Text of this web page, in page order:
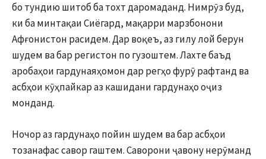
бо тундию шитоб ба тохт даромаданд. Нимрӯз буд,
ки ба минтақаи Сиёгард, мақарри марзбонони
Афғонистон расидем. Дар воқеъ, аз гилу лой берун
шудем ва бар регистон по гузоштем. Лахте баъд
аробаҳои гардунаяҳомон дар регҳо фурӯ рафтанд ва
асбҳои кӯҳпайкар аз кашидани гардунаҳо оҷиз
монданд.
Ночор аз гардунаҳо пойин шудем ва бар асбҳои
тозанафас савор гаштем. Саворони ҷавону нерӯманд